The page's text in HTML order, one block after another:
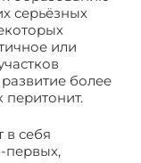
серьёзных
или
более
перитонит.
в себя
первых,